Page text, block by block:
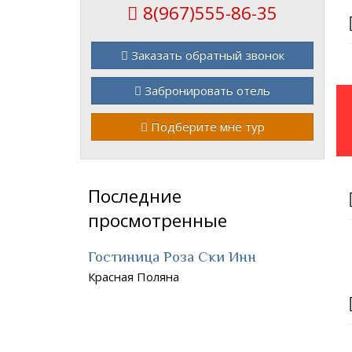
8(967)555-86-35
Заказать обратный звонок
Забронировать отель
Подберите мне тур
Последние
просмотренные
Гостиница Роза Ски Инн
Красная Поляна